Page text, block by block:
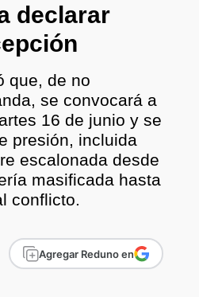
declarar
que, de no
se convocará a
16 de junio y se
presión, incluida
escalonada desde
masificada hasta
conflicto.
Agregar Reduno en